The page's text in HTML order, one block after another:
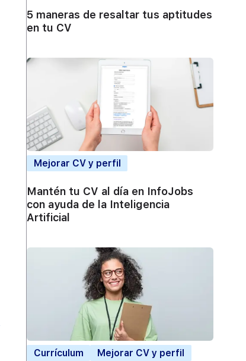
5 maneras de resaltar tus aptitudes
en tu CV
Mejorar CV y perfil
Mantén tu CV al día en InfoJobs
con ayuda de la Inteligencia
Artificial
Currículum Mejorar CV y perfil